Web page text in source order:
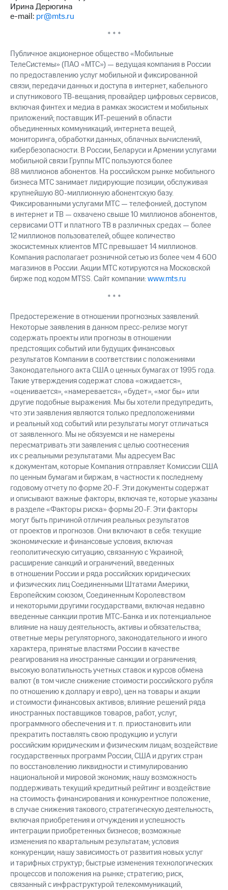
Рынок
облигаций
Еврооблигации-2023
Уведомление
о
погашении
именных
облигаций
Другое
Регистратор
Реквизиты
Контакты
развитие
этика
На главную
Ирина Дерюгина
e-mail: pr@mts.ru
* * *
Публичное акционерное общество «Мобильные
ТелеСистемы» (ПАО «МТС») — ведущая компания в России
по предоставлению услуг мобильной и фиксированной
связи, передачи данных и доступа в интернет, кабельного
и спутникового ТВ-вещания; провайдер цифровых сервисов,
включая финтех и медиа в рамках экосистем и мобильных
приложений; поставщик ИТ-решений в области
объединенных коммуникаций, интернета вещей,
мониторинга, обработки данных, облачных вычислений,
кибербезопасности. В России, Беларуси и Армении услугами
мобильной связи Группы МТС пользуются более
88 миллионов абонентов. На российском рынке мобильного
бизнеса МТС занимает лидирующие позиции, обслуживая
крупнейшую 80-миллионную абонентскую базу.
Фиксированными услугами МТС — телефонией, доступом
в интернет и ТВ — охвачено свыше 10 миллионов абонентов,
сервисами OTT и платного ТВ в различных средах — более
12 миллионов пользователей, общее количество
экосистемных клиентов МТС превышает 14 миллионов.
Компания располагает розничной сетью из более чем 4 600
магазинов в России. Акции МТС котируются на Московской
бирже под кодом MTSS. Сайт компании:www.mts.ru
* * *
Предостережение в отношении прогнозных заявлений.
Некоторые заявления в данном пресс-релизе могут
содержать проекты или прогнозы в отношении
предстоящих событий или будущих финансовых
результатов Компании в соответствии с положениями
Законодательного акта США о ценных бумагах от 1995 года.
Такие утверждения содержат слова «ожидается»,
«оценивается», «намеревается», «будет», «мог бы» или
другие подобные выражения. Мы бы хотели предупредить,
что эти заявления являются только предположениями
и реальный ход событий или результаты могут отличаться
от заявленного. Мы не обязуемся и не намерены
пересматривать эти заявления с целью соотнесения
их с реальными результатами. Мы адресуем Вас
к документам, которые Компания отправляет Комиссии США
по ценным бумагам и биржам, в частности к последнему
годовому отчету по форме 20-F. Эти документы содержат
и описывают важные факторы, включая те, которые указаны
в разделе «Факторы риска» формы 20-F. Эти факторы
могут быть причиной отличия реальных результатов
от проектов и прогнозов. Они включают в себя: текущие
экономические и финансовые условия, включая
геополитическую ситуацию, связанную с Украиной;
расширение санкций и ограничений, введенных
в отношении России и ряда российских юридических
и физических лиц Соединенными Штатами Америки,
Европейским союзом, Соединенным Королевством
и некоторыми другими государствами, включая недавно
введенные санкции против МТС-Банка и их потенциальное
влияние на нашу деятельность, активы и обязательства;
ответные меры регуляторного, законодательного и иного
характера, принятые властями России в качестве
реагирования на иностранные санкции и ограничения;
высокую волатильность учетных ставок и курсов обмена
валют (в том числе снижение стоимости российского рубля
по отношению к доллару и евро), цен на товары и акции
и стоимости финансовых активов; влияние решений ряда
иностранных поставщиков товаров, работ, услуг,
программного обеспечения и т. п. приостановить или
прекратить поставлять свою продукцию и услуги
российским юридическим и физическим лицам; воздействие
государственных программ России, США и других стран
по восстановлению ликвидности и стимулированию
национальной и мировой экономик; нашу возможность
поддерживать текущий кредитный рейтинг и воздействие
на стоимость финансирования и конкурентное положение,
в случае снижения такового; стратегическую деятельность,
включая приобретения и отчуждения и успешность
интеграции приобретенных бизнесов; возможные
изменения по квартальным результатам; условия
конкуренции; нашу зависимость от развития новых услуг
и тарифных структур; быстрые изменения технологических
процессов и положения на рынке; стратегию; риск,
связанный с инфраструктурой телекоммуникаций,